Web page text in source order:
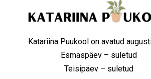
Katariina Puukool on avatud
Esmaspäev – suletud
Teisipäev – suletud